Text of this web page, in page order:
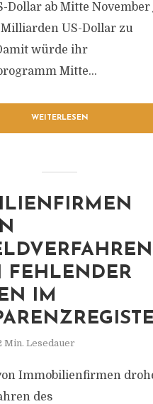
Dollar ab Mitte November
US-Dollar zu
würde ihr
Mitte...
WEITERLESEN
W
A
IM T
Min. Lesedauer
Immobilienfirmen
des